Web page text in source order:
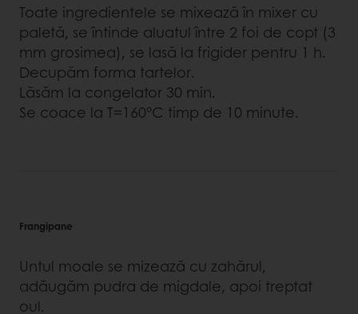
Toate ingredientele se mixează în mixer cu
paletă, se întinde aluatul între 2 foi de copt (3
mm grosimea), se lasă la frigider pentru 1 h.
Decupăm forma tartelor.
Lăsăm la congelator 30 min.
Se coace la T=160°C timp de 10 minute.
Frangipane
Untul moale se mizează cu zahărul,
adăugăm pudra de migdale, apoi treptat
oul.